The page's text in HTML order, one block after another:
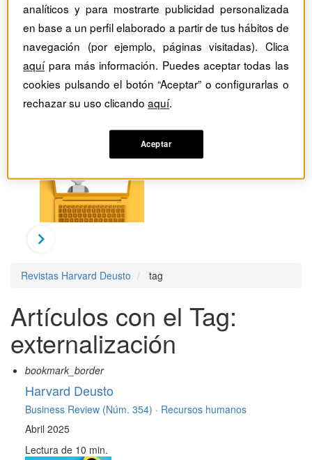
Revistas Harvard Deusto tag
Artículos con el Tag:
externalización
bookmark_border
Harvard Deusto
Business Review (Núm. 354) · Recursos humanos
Abril 2025
Lectura de 10 min.
analíticos y para mostrarte publicidad personalizada
en base a un perfil elaborado a partir de tus hábitos de
navegación (por ejemplo, páginas visitadas). Clica
aquípara más información. Puedes aceptar todas las
cookies pulsando el botón “Aceptar” o configurarlas o
rechazar su uso clicandoaquí.
Aceptar